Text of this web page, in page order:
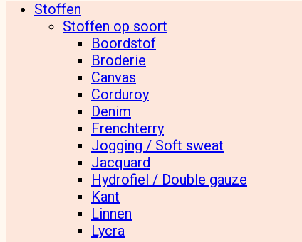
Stoffen
Stoffen op soort
Boordstof
Broderie
Canvas
Corduroy
Denim
Frenchterry
Jogging / Soft sweat
Jacquard
Hydrofiel / Double gauze
Kant
Linnen
Lycra